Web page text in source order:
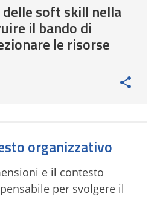
soft skill nella
il bando di
le risorse
organizzativo
e il contesto
per svolgere il